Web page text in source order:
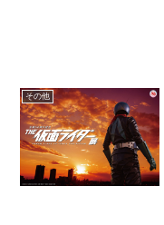
その他